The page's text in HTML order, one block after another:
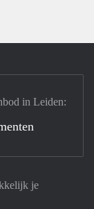
je
in Leiden: